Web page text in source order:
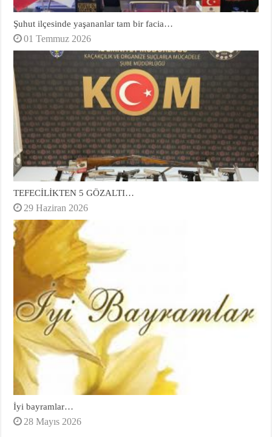
Şuhut ilçesinde yaşananlar tam bir facia…
01 Temmuz 2026
TEFECİLİKTEN 5 GÖZALTI…
29 Haziran 2026
İyi bayramlar…
28 Mayıs 2026